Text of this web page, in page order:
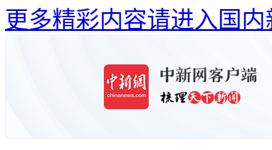
更多精彩内容请进入国内